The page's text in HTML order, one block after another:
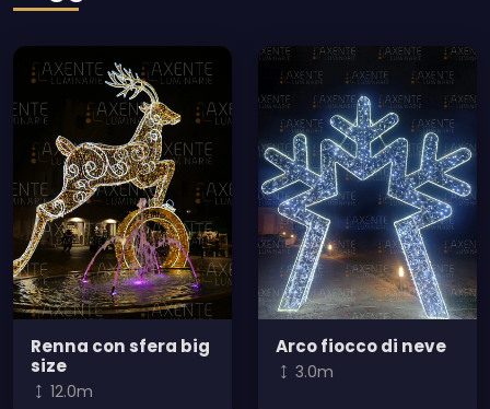
Renna con sfera big
size
12.0m
Arco fiocco di neve
3.0m